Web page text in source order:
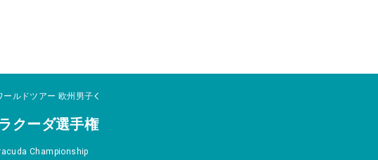
ールドツアー 欧州男子
クーダ選手権
Championship